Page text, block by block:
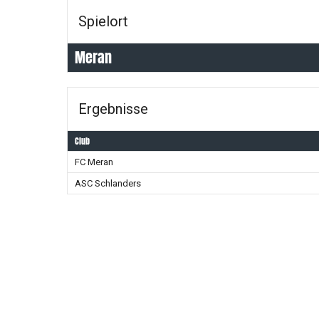
Spielort
Meran
Ergebnisse
Club
FC Meran
ASC Schlanders